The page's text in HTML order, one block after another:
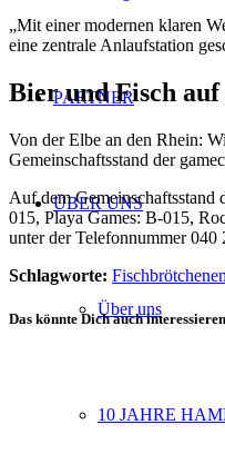
PARTNER
ÜBER UNS
Über uns
10 JAHRE
„Mit einer modernen klaren
eine zentrale Anlaufstation
Bier und Fisch auf
Von der Elbe an den Rhein:
Gemeinschaftsstand der
Auf dem
015, Playa Games: B-015,
unter der Telefonnummer
Schlagworte:
Das könnte Dich auch interessieren